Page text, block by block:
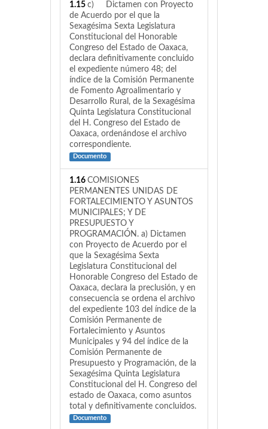
1.15 c) Dictamen con Proyecto
de Acuerdo por el que la
Sexagésima Sexta Legislatura
Constitucional del Honorable
Congreso del Estado de Oaxaca,
declara definitivamente concluido
el expediente número 48; del
índice de la Comisión Permanente
de Fomento Agroalimentario y
Desarrollo Rural, de la Sexagésima
Quinta Legislatura Constitucional
del H. Congreso del Estado de
Oaxaca, ordenándose el archivo
correspondiente.
Documento
1.16 COMISIONES
PERMANENTES UNIDAS DE
FORTALECIMIENTO Y ASUNTOS
MUNICIPALES; Y DE
PRESUPUESTO Y
PROGRAMACIÓN. a) Dictamen
con Proyecto de Acuerdo por el
que la Sexagésima Sexta
Legislatura Constitucional del
Honorable Congreso del Estado de
Oaxaca, declara la preclusión, y en
consecuencia se ordena el archivo
del expediente 103 del índice de la
Comisión Permanente de
Fortalecimiento y Asuntos
Municipales y 94 del índice de la
Comisión Permanente de
Presupuesto y Programación, de la
Sexagésima Quinta Legislatura
Constitucional del H. Congreso del
estado de Oaxaca, como asuntos
total y definitivamente concluidos.
Documento